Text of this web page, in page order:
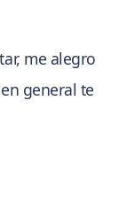
me alegro
general te